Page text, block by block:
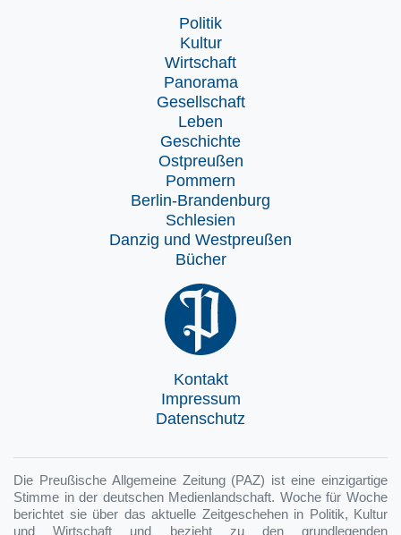
Politik
Kultur
Wirtschaft
Panorama
Gesellschaft
Leben
Geschichte
Ostpreußen
Pommern
Berlin-Brandenburg
Schlesien
Danzig und Westpreußen
Bücher
Kontakt
Impressum
Datenschutz
Die Preußische Allgemeine Zeitung (PAZ) ist eine einzigartige
Stimme in der deutschen Medienlandschaft. Woche für Woche
berichtet sie über das aktuelle Zeitgeschehen in Politik, Kultur
und Wirtschaft und bezieht zu den grundlegenden